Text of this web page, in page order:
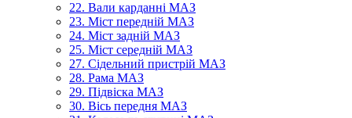
22. Вали карданні МАЗ
23. Міст передній МАЗ
24. Міст задній МАЗ
25. Міст середній МАЗ
27. Сідельний пристрій МАЗ
28. Рама МАЗ
29. Підвіска МАЗ
30. Вісь передня МАЗ